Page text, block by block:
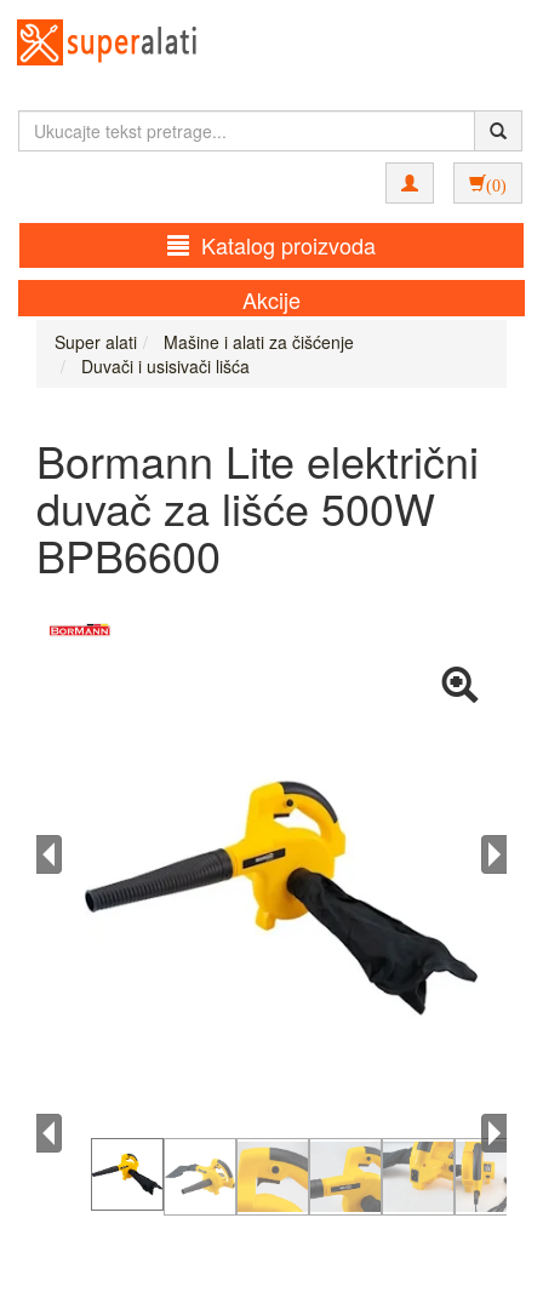
(0)
Katalog proizvoda
Akcije
Super alati
Mašine i alati za čišćenje
Duvači i usisivači lišća
Bormann Lite električni
duvač za lišće 500W
BPB6600